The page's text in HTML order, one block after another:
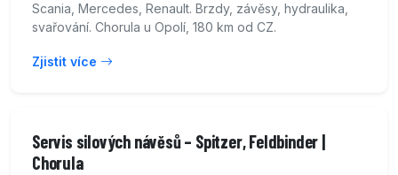
Scania, Mercedes, Renault. Brzdy, závěsy, hydraulika,
svařování. Chorula u Opolí, 180 km od CZ.
Zjistit více
Servis silových návěsů – Spitzer, Feldbinder |
Chorula